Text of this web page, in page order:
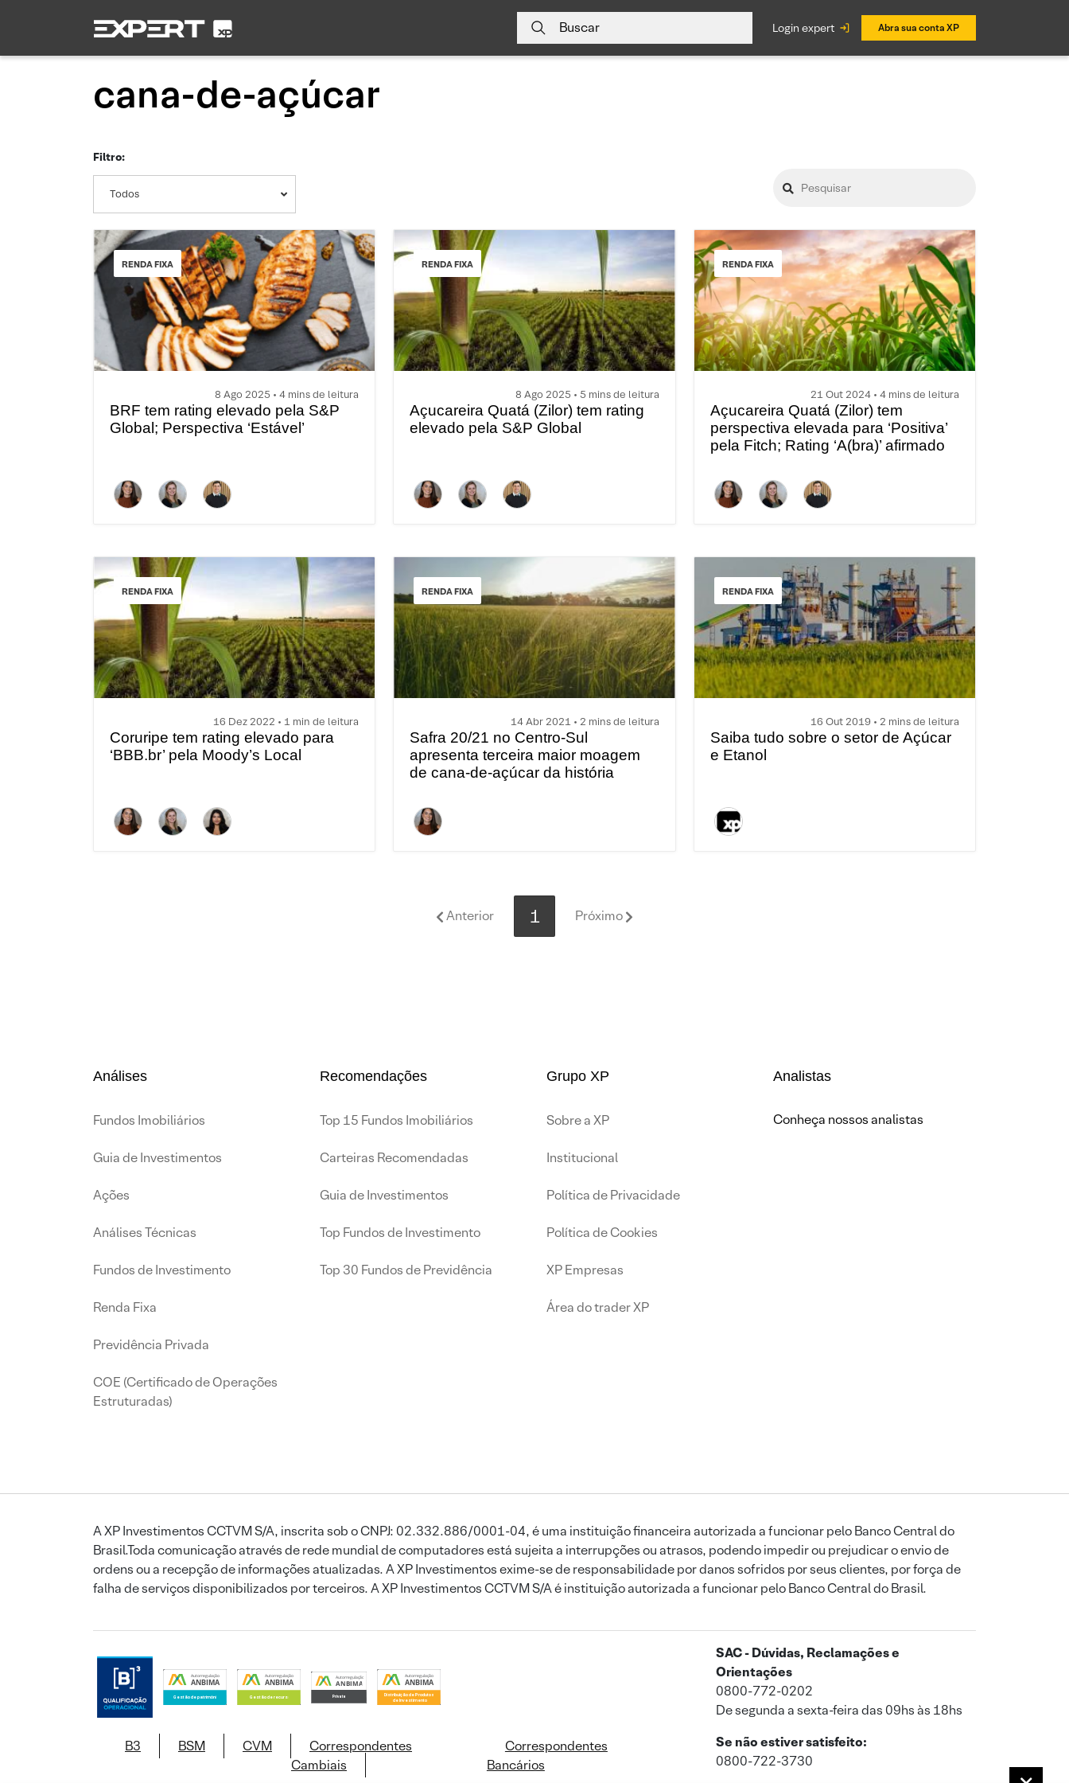
Buscar login expert Abra sua conta XP
cana-de-açúcar
Filtro:
Todos
RENDA FIXA
8 Ago 2025 • 4 mins de leitura
BRF tem rating elevado pela S&P
Global; Perspectiva ‘Estável’
RENDA FIXA
8 Ago 2025 • 5 mins de leitura
Açucareira Quatá (Zilor) tem rating
elevado pela S&P Global
RENDA FIXA
21 Out 2024 • 4 mins de leitura
Açucareira Quatá (Zilor) tem
perspectiva elevada para ‘Positiva’
pela Fitch; Rating ‘A(bra)’ afirmado
RENDA FIXA
16 Dez 2022 • 1 min de leitura
Coruripe tem rating elevado para
‘BBB.br’ pela Moody’s Local
RENDA FIXA
14 Abr 2021 • 2 mins de leitura
Safra 20/21 no Centro-Sul
apresenta terceira maior moagem
de cana-de-açúcar da história
RENDA FIXA
16 Out 2019 • 2 mins de leitura
Saiba tudo sobre o setor de Açúcar
e Etanol
Anterior 1 Próximo
Análises
Fundos Imobiliários
Guia de Investimentos
Ações
Análises Técnicas
Fundos de Investimento
Renda Fixa
Previdência Privada
COE (Certificado de Operações
Estruturadas)
Recomendações
Top 15 Fundos Imobiliários
Carteiras Recomendadas
Guia de Investimentos
Top Fundos de Investimento
Top 30 Fundos de Previdência
Grupo XP
Sobre a XP
Institucional
Política de Privacidade
Política de Cookies
XP Empresas
Área do trader XP
Analistas
Conheça nossos analistas
A XP Investimentos CCTVM S/A, inscrita sob o CNPJ: 02.332.886/0001-04, é uma instituição financeira autorizada a funcionar pelo Banco Central do
Brasil.Toda comunicação através de rede mundial de computadores está sujeita a interrupções ou atrasos, podendo impedir ou prejudicar o envio de
ordens ou a recepção de informações atualizadas. A XP Investimentos exime-se de responsabilidade por danos sofridos por seus clientes, por força de
falha de serviços disponibilizados por terceiros. A XP Investimentos CCTVM S/A é instituição autorizada a funcionar pelo Banco Central do Brasil.
B3 BSM CVM
Correspondentes
Cambiais
Correspondentes
Bancários
SAC - Dúvidas, Reclamações e
Orientações
0800-772-0202
De segunda a sexta-feira das 09hs às 18hs
Se não estiver satisfeito:
0800-722-3730